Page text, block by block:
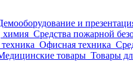
и
химия Средства пожарной
Офисная техника
товары Товары